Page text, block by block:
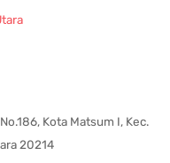
Kota Matsum I, Kec.
20214